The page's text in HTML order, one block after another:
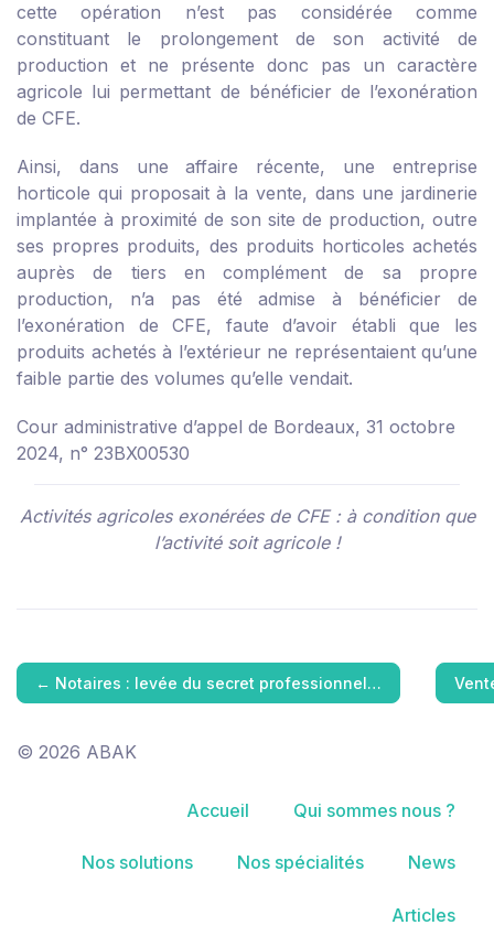
cette opération n’est pas considérée comme
constituant le prolongement de son activité de
production et ne présente donc pas un caractère
agricole lui permettant de bénéficier de l’exonération
de CFE.
Ainsi, dans une affaire récente, une entreprise
horticole qui proposait à la vente, dans une jardinerie
implantée à proximité de son site de production, outre
ses propres produits, des produits horticoles achetés
auprès de tiers en complément de sa propre
production, n’a pas été admise à bénéficier de
l’exonération de CFE, faute d’avoir établi que les
produits achetés à l’extérieur ne représentaient qu’une
faible partie des volumes qu’elle vendait.
Cour administrative d’appel de Bordeaux, 31 octobre
2024, n° 23BX00530
Activités agricoles exonérées de CFE : à condition que
l’activité soit agricole !
← Notaires : levée du secret professionnel…
© 2026 ABAK
Accueil Qui sommes nous ?
Nos solutions Nos spécialités News
Articles